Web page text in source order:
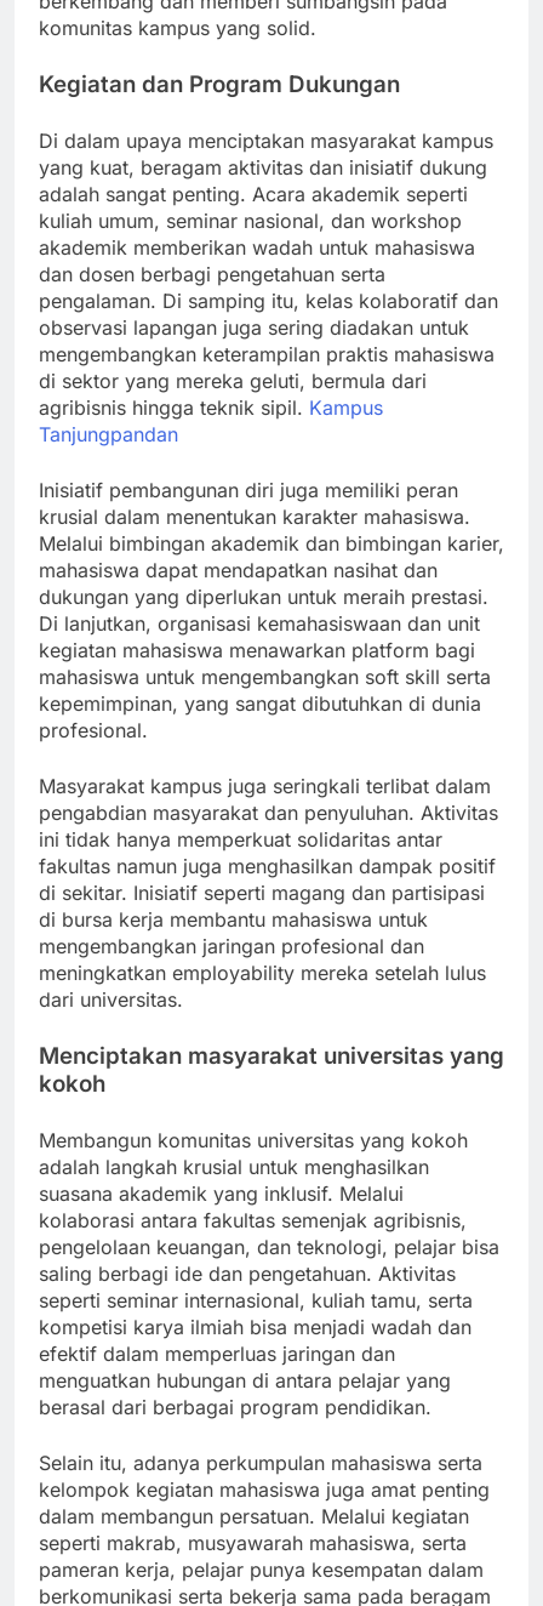
komunitas kampus yang solid.
Kegiatan dan Program Dukungan
Di dalam upaya menciptakan masyarakat kampus
yang kuat, beragam aktivitas dan inisiatif dukung
adalah sangat penting. Acara akademik seperti
kuliah umum, seminar nasional, dan workshop
akademik memberikan wadah untuk mahasiswa
dan dosen berbagi pengetahuan serta
pengalaman. Di samping itu, kelas kolaboratif dan
observasi lapangan juga sering diadakan untuk
mengembangkan keterampilan praktis mahasiswa
di sektor yang mereka geluti, bermula dari
agribisnis hingga teknik sipil. Kampus
Tanjungpandan
Inisiatif pembangunan diri juga memiliki peran
krusial dalam menentukan karakter mahasiswa.
Melalui bimbingan akademik dan bimbingan karier,
mahasiswa dapat mendapatkan nasihat dan
dukungan yang diperlukan untuk meraih prestasi.
Di lanjutkan, organisasi kemahasiswaan dan unit
kegiatan mahasiswa menawarkan platform bagi
mahasiswa untuk mengembangkan soft skill serta
kepemimpinan, yang sangat dibutuhkan di dunia
profesional.
Masyarakat kampus juga seringkali terlibat dalam
pengabdian masyarakat dan penyuluhan. Aktivitas
ini tidak hanya memperkuat solidaritas antar
fakultas namun juga menghasilkan dampak positif
di sekitar. Inisiatif seperti magang dan partisipasi
di bursa kerja membantu mahasiswa untuk
mengembangkan jaringan profesional dan
meningkatkan employability mereka setelah lulus
dari universitas.
Menciptakan masyarakat universitas yang
kokoh
Membangun komunitas universitas yang kokoh
adalah langkah krusial untuk menghasilkan
suasana akademik yang inklusif. Melalui
kolaborasi antara fakultas semenjak agribisnis,
pengelolaan keuangan, dan teknologi, pelajar bisa
saling berbagi ide dan pengetahuan. Aktivitas
seperti seminar internasional, kuliah tamu, serta
kompetisi karya ilmiah bisa menjadi wadah dan
efektif dalam memperluas jaringan dan
menguatkan hubungan di antara pelajar yang
berasal dari berbagai program pendidikan.
Selain itu, adanya perkumpulan mahasiswa serta
kelompok kegiatan mahasiswa juga amat penting
dalam membangun persatuan. Melalui kegiatan
seperti makrab, musyawarah mahasiswa, serta
pameran kerja, pelajar punya kesempatan dalam
berkomunikasi serta bekerja sama pada beragam